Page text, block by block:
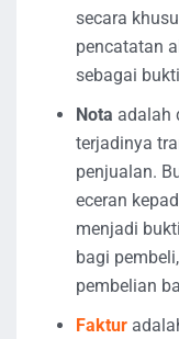
secara
pencatatan
sebagai
Nota adalah
terjadinya
penjualan.
eceran
menjadi
bagi
pembelian
Faktur